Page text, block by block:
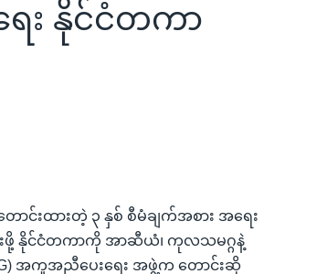
း နိုင်ငံတကာ
းထားတဲ့ ၃ နှစ် စီမံချက်အစား အရေး
ဖို့ နိုင်ငံတကာကို အာဆီယံ၊ ကုလသမဂ္ဂနဲ့
အကူအညီပေးရေး အဖွဲ့က တောင်းဆို